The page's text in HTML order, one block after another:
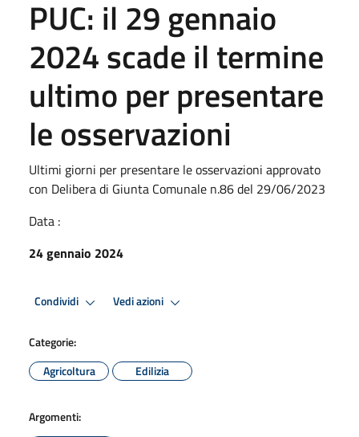
PUC: il 29 gennaio
2024 scade il termine
ultimo per presentare
le osservazioni
Ultimi giorni per presentare le osservazioni approvato
con Delibera di Giunta Comunale n.86 del 29/06/2023
Data :
24 gennaio 2024
Condividi Vedi azioni
Categorie:
Agricoltura
Edilizia
Argomenti: